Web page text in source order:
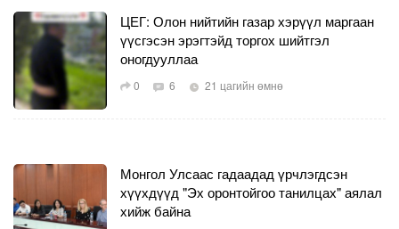
ЦЕГ: Олон нийтийн газар хэрүүл маргаан
үүсгэсэн эрэгтэйд торгох шийтгэл
оногдууллаа
0 6 21 цагийн өмнө
Монгол Улсаас гадаадад үрчлэгдсэн
хүүхдүүд "Эх оронтойгоо танилцах" аялал
хийж байна